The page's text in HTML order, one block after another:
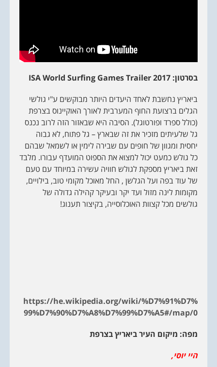
בסרטון: 2017
ISA World Surfing Games Trailer
ביאריץ נחשבת לאחד היעדים היותר מבוקשים ע"י גולשי
הגלים ברצועת החוף המערבית לאורך האוקיינוס בצרפת
(כולל ספרד ופורטוגל). הסיבה היא שבאזור הזה לרוב נכנס
גל שלעיתים מזכיר את זה שבארץ – גל פתוח, לא גבוה
יחסית ומגוון של חופים עם שבירה לימין או לשמאל שבהם
כל גולש כמעט יכול למצוא את הספוט המועדף עבורו. מלבד
זאת ביאריץ מספקת לגולש חוויה עשירה במיוחד עם טעם
של עוד בפה ועל הגלשן , החל מאוכל מקומי טוב, בילויים,
מקומות לינה מזול ועד יקר ובעיקר קהילה גדולה של
גולשים מכל קצוות האוכלוסייה, בקיצור תענוג!
https://he.wikipedia.org/wiki/%D7%91%D7%
99%D7%90%D7%A8%D7%99%D7%A5#/map/0
מפה: מיקום העיר ביאריץ בצרפת
היי יוסי,